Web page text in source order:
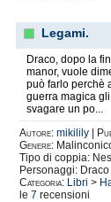
Legami.
Draco, dopo la
manor, vuole
può farlo perchè
guerra magica
svagare un po...
Autore: mikilily
Genere:
Tipo di coppia:
Personaggi:
Categoria: Libri >
le 7 recensioni